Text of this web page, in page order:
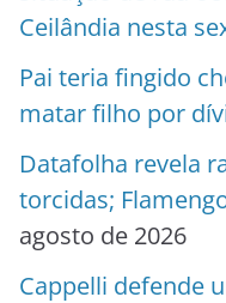
Ceilândia nesta
Pai teria fingido
matar filho por
Datafolha revela
torcidas;
agosto de 2026
Cappelli defende